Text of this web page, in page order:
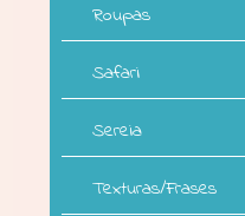
Roupas
Safari
Sereia
Texturas/Frases